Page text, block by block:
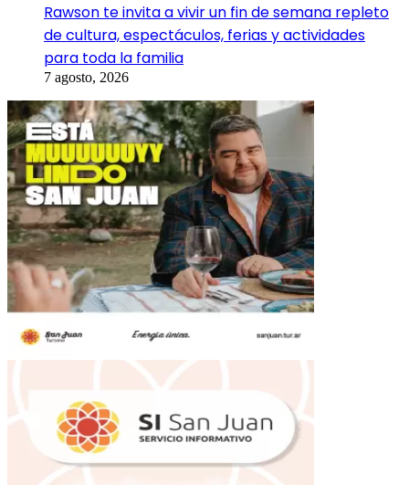
Rawson te invita a vivir un fin de semana repleto
de cultura, espectáculos, ferias y actividades
para toda la familia
7 agosto, 2026